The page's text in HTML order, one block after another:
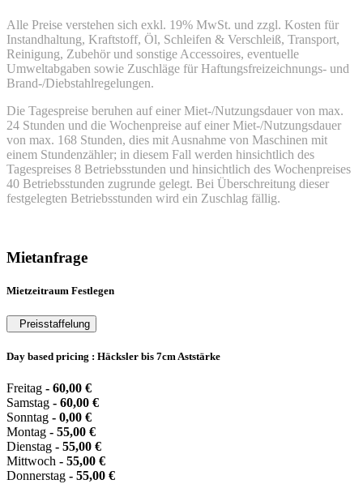
Alle Preise verstehen sich exkl. 19% MwSt. und zzgl. Kosten für
Instandhaltung, Kraftstoff, Öl, Schleifen & Verschleiß, Transport,
Reinigung, Zubehör und sonstige Accessoires, eventuelle
Umweltabgaben sowie Zuschläge für Haftungsfreizeichnungs- und
Brand-/Diebstahlregelungen.
Die Tagespreise beruhen auf einer Miet-/Nutzungsdauer von max.
24 Stunden und die Wochenpreise auf einer Miet-/Nutzungsdauer
von max. 168 Stunden, dies mit Ausnahme von Maschinen mit
einem Stundenzähler; in diesem Fall werden hinsichtlich des
Tagespreises 8 Betriebsstunden und hinsichtlich des Wochenpreises
40 Betriebsstunden zugrunde gelegt. Bei Überschreitung dieser
festgelegten Betriebsstunden wird ein Zuschlag fällig.
Mietanfrage
Mietzeitraum Festlegen
Preisstaffelung
Day based pricing : Häcksler bis 7cm Aststärke
Freitag - 60,00 €
Samstag - 60,00 €
Sonntag - 0,00 €
Montag - 55,00 €
Dienstag - 55,00 €
Mittwoch - 55,00 €
Donnerstag - 55,00 €